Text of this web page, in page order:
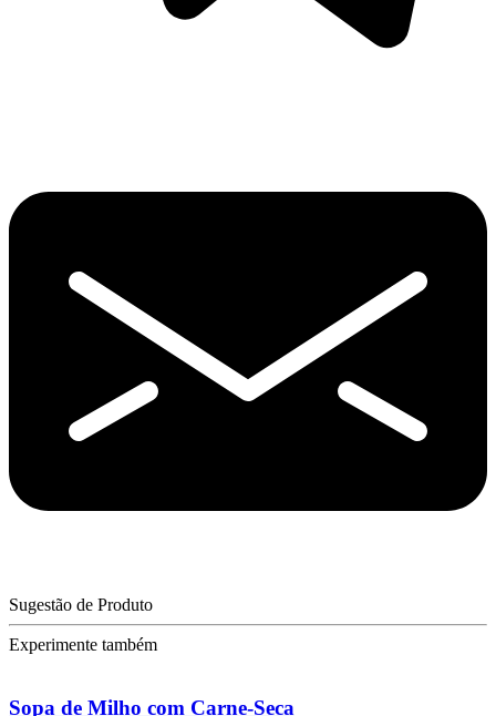
Sugestão de Produto
Experimente também
Sopa de Milho com Carne-Seca